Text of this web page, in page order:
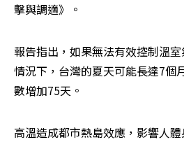
擊與調適》。
報告指出，如果無法有效控制溫
情況下，台灣的夏天可能長達7個
數增加75天。
高溫造成都市熱島效應，影響人